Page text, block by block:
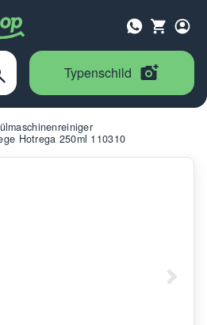
Typenschild
Hotrega 250ml 110310